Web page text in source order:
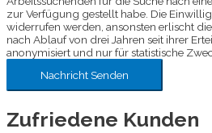
zur Verfügung gestellt habe. Die
widerrufen werden, ansonsten erlischt
nach Ablauf von drei Jahren seit ihrer
anonymisiert und nur für statistische
Zufriedene Kunden